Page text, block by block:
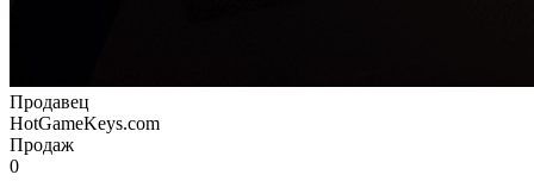
Продавец
HotGameKeys.com
Продаж
0